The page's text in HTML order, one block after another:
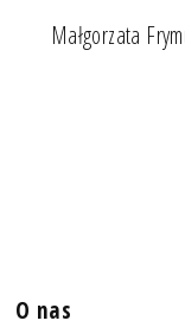
Małgorzata
O nas